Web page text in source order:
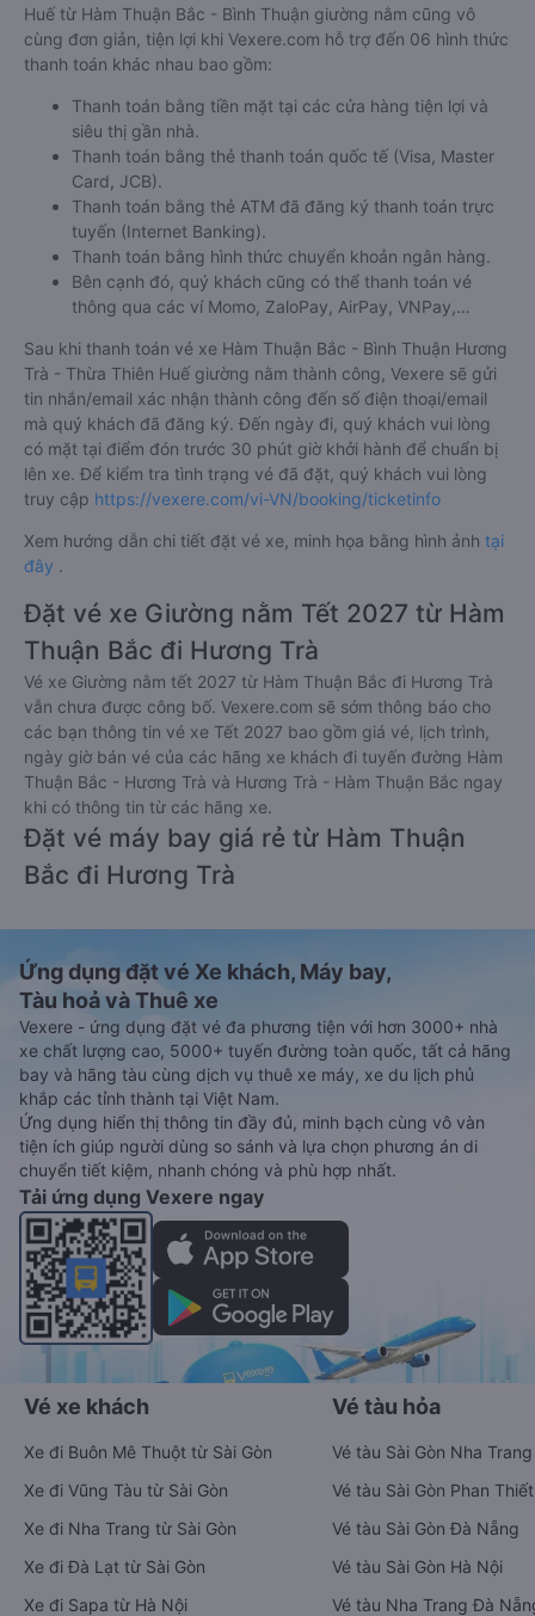
Huế từ Hàm Thuận Bắc - Bình Thuận giường nằm cũng vô
cùng đơn giản, tiện lợi khi Vexere.com hỗ trợ đến 06 hình thức
thanh toán khác nhau bao gồm:
Thanh toán bằng tiền mặt tại các cửa hàng tiện lợi và
siêu thị gần nhà.
Thanh toán bằng thẻ thanh toán quốc tế (Visa, Master
Card, JCB).
Thanh toán bằng thẻ ATM đã đăng ký thanh toán trực
tuyến (Internet Banking).
Thanh toán bằng hình thức chuyển khoản ngân hàng.
Bên cạnh đó, quý khách cũng có thể thanh toán vé
thông qua các ví Momo, ZaloPay, AirPay, VNPay,…
Sau khi thanh toán vé xe Hàm Thuận Bắc - Bình Thuận Hương
Trà - Thừa Thiên Huế giường nằm thành công, Vexere sẽ gửi
tin nhắn/email xác nhận thành công đến số điện thoại/email
mà quý khách đã đăng ký. Đến ngày đi, quý khách vui lòng
có mặt tại điểm đón trước 30 phút giờ khởi hành để chuẩn bị
lên xe. Để kiểm tra tình trạng vé đã đặt, quý khách vui lòng
truy cập https://vexere.com/vi-VN/booking/ticketinfo
Xem hướng dẫn chi tiết đặt vé xe, minh họa bằng hình ảnh tại
đây .
Đặt vé xe Giường nằm Tết 2027 từ Hàm
Thuận Bắc đi Hương Trà
Vé xe Giường nằm tết 2027 từ Hàm Thuận Bắc đi Hương Trà
vẫn chưa được công bố. Vexere.com sẽ sớm thông báo cho
các bạn thông tin vé xe Tết 2027 bao gồm giá vé, lịch trình,
ngày giờ bán vé của các hãng xe khách đi tuyến đường Hàm
Thuận Bắc - Hương Trà và Hương Trà - Hàm Thuận Bắc ngay
khi có thông tin từ các hãng xe.
Đặt vé máy bay giá rẻ từ Hàm Thuận
Bắc đi Hương Trà
Ứng dụng đặt vé Xe khách, Máy bay,
Tàu hoả và Thuê xe
Vexere - ứng dụng đặt vé đa phương tiện với hơn 3000+ nhà
xe chất lượng cao, 5000+ tuyến đường toàn quốc, tất cả hãng
bay và hãng tàu cùng dịch vụ thuê xe máy, xe du lịch phủ
khắp các tỉnh thành tại Việt Nam.
Ứng dụng hiển thị thông tin đầy đủ, minh bạch cùng vô vàn
tiện ích giúp người dùng so sánh và lựa chọn phương án di
chuyển tiết kiệm, nhanh chóng và phù hợp nhất.
Tải ứng dụng Vexere ngay
Vé xe khách
Xe đi Buôn Mê Thuột từ Sài Gòn
Xe đi Vũng Tàu từ Sài Gòn
Xe đi Nha Trang từ Sài Gòn
Xe đi Đà Lạt từ Sài Gòn
Xe đi Sapa từ Hà Nội
Vé tàu hỏa
Vé tàu Sài Gòn Nha Trang
Vé tàu Sài Gòn Phan Thiết
Vé tàu Sài Gòn Đà Nẵng
Vé tàu Sài Gòn Hà Nội
Vé tàu Nha Trang Đà